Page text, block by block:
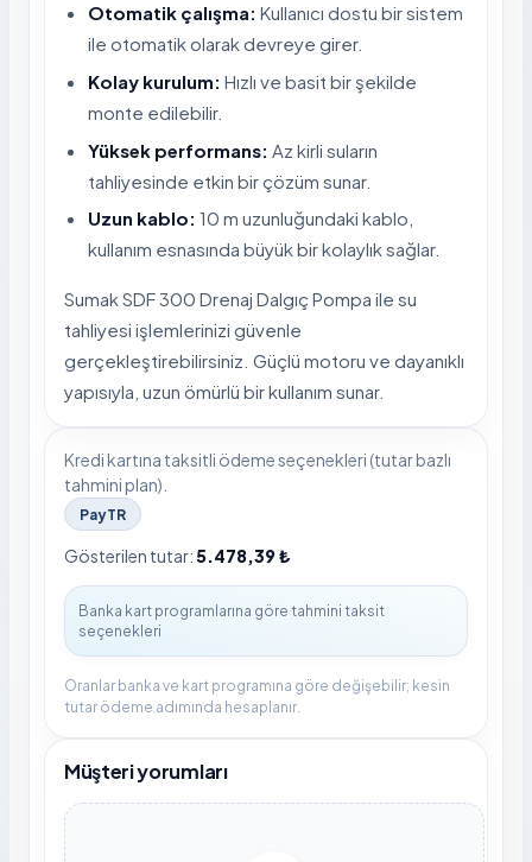
Otomatik çalışma: Kullanıcı dostu bir sistem
ile otomatik olarak devreye girer.
Kolay kurulum: Hızlı ve basit bir şekilde
monte edilebilir.
Yüksek performans: Az kirli suların
tahliyesinde etkin bir çözüm sunar.
Uzun kablo: 10 m uzunluğundaki kablo,
kullanım esnasında büyük bir kolaylık sağlar.
Sumak SDF 300 Drenaj Dalgıç Pompa ile su
tahliyesi işlemlerinizi güvenle
gerçekleştirebilirsiniz. Güçlü motoru ve dayanıklı
yapısıyla, uzun ömürlü bir kullanım sunar.
Kredi kartına taksitli ödeme seçenekleri (tutar bazlı
tahmini plan).
PayTR
Gösterilen tutar: 5.478,39 ₺
Oranlar banka ve kart programına göre değişebilir; kesin
tutar ödeme adımında hesaplanır.
Müşteri yorumları